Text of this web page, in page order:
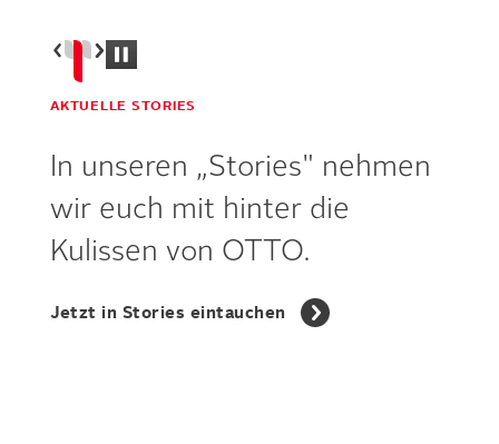
AKTUELLE STORIES
In unseren „Stories" nehmen
wir euch mit hinter die
Kulissen von OTTO.
Jetzt in Stories eintauchen